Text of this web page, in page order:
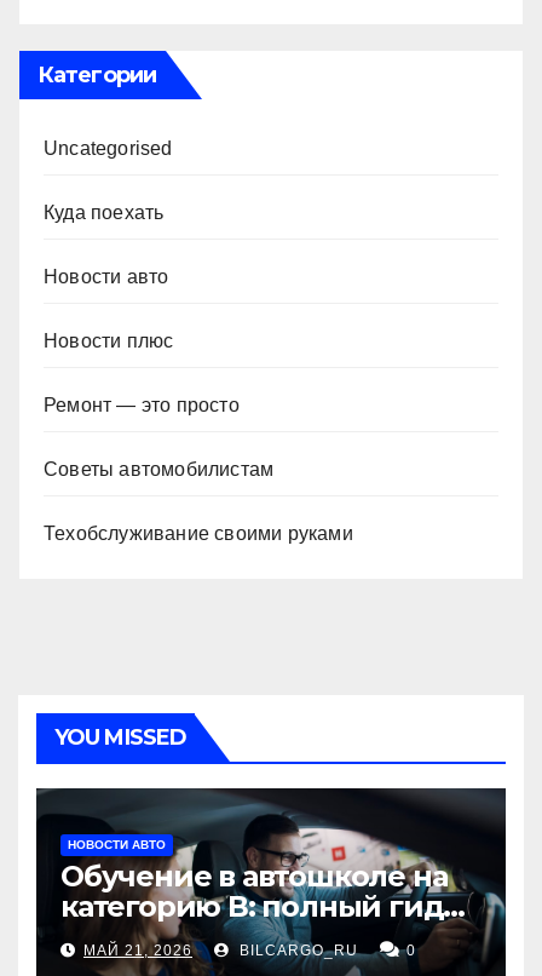
Категории
Uncategorised
Куда поехать
Новости авто
Новости плюс
Ремонт — это просто
Советы автомобилистам
Техобслуживание своими руками
YOU MISSED
НОВОСТИ АВТО
Обучение в автошколе на
категорию В: полный гид
для будущих водителей
МАЙ 21, 2026 BILCARGO_RU 0